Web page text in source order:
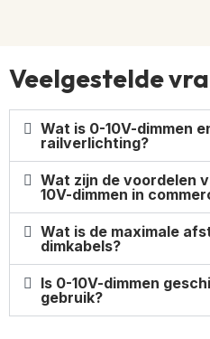
Veelgestelde
Wat is 0-10V-dimmen
railverlichting?
Wat zijn de voordelen
10V-dimmen in
Wat is de maximale
dimkabels?
Is 0-10V-dimmen
gebruik?